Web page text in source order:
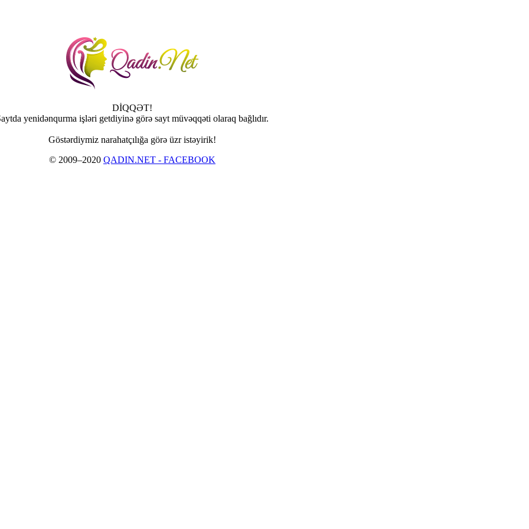
DİQQƏT!
yenidənqurma işləri getdiyinə görə sayt müvəqqəti olaraq bağlıdır.
Göstərdiymiz narahatçılığa görə üzr istəyirik!
© 2009–2020 QADIN.NET - FACEBOOK